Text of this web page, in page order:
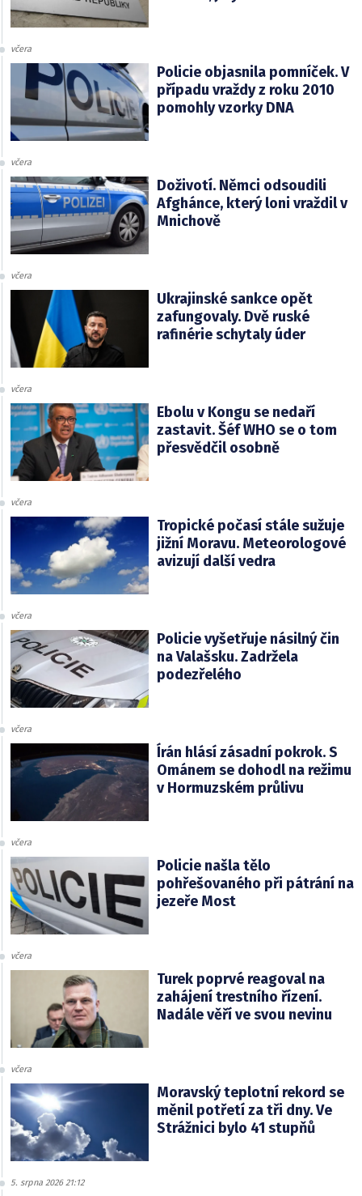
včera
Policie objasnila pomníček. V
případu vraždy z roku 2010
pomohly vzorky DNA
včera
Doživotí. Němci odsoudili
Afghánce, který loni vraždil v
Mnichově
včera
Ukrajinské sankce opět
zafungovaly. Dvě ruské
rafinérie schytaly úder
včera
Ebolu v Kongu se nedaří
zastavit. Šéf WHO se o tom
přesvědčil osobně
včera
Tropické počasí stále sužuje
jižní Moravu. Meteorologové
avizují další vedra
včera
Policie vyšetřuje násilný čin
na Valašsku. Zadržela
podezřelého
včera
Írán hlásí zásadní pokrok. S
Ománem se dohodl na režimu
v Hormuzském průlivu
včera
Policie našla tělo
pohřešovaného při pátrání na
jezeře Most
včera
Turek poprvé reagoval na
zahájení trestního řízení.
Nadále věří ve svou nevinu
včera
Moravský teplotní rekord se
měnil potřetí za tři dny. Ve
Strážnici bylo 41 stupňů
5. srpna 2026 21:12